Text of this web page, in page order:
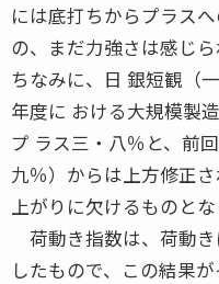
には底打ちからプラス
の、まだ力強さは感じら
ちなみに、日 銀短観（
年度に おける大規模製
プ ラス三・八％と、前
九％）からは上方修正
上がりに欠けるものとな
荷動き指数は、荷動
したもので、この結果